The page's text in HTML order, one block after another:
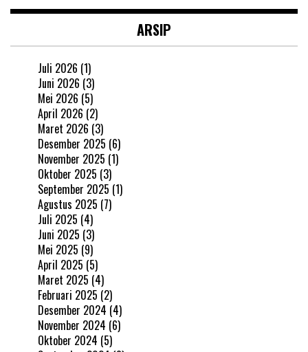
ARSIP
Juli 2026 (1)
Juni 2026 (3)
Mei 2026 (5)
April 2026 (2)
Maret 2026 (3)
Desember 2025 (6)
November 2025 (1)
Oktober 2025 (3)
September 2025 (1)
Agustus 2025 (7)
Juli 2025 (4)
Juni 2025 (3)
Mei 2025 (9)
April 2025 (5)
Maret 2025 (4)
Februari 2025 (2)
Desember 2024 (4)
November 2024 (6)
Oktober 2024 (5)